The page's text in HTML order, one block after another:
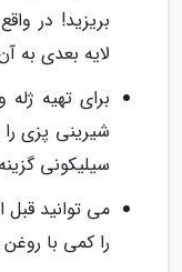
بریزید! در
لایه بعدی به
برای تهیه
شیرینی پزی
سیلیکونی
می توانید قبل
را کمی با